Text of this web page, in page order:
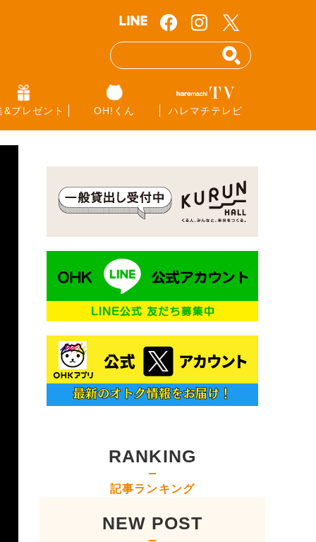
&プレゼント OH!くん ハレマチテレビ
RANKING
記事ランキング
NEW POST